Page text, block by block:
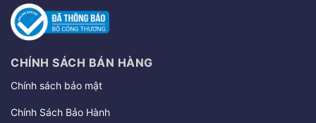
CHÍNH SÁCH BÁN HÀNG
Chính sách bảo mật
Chính Sách Bảo Hành